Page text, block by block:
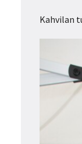
Kahvilan